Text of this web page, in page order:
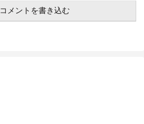
コメントを書き込む